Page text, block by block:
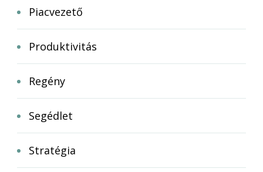
Piacvezető
Produktivitás
Regény
Segédlet
Stratégia